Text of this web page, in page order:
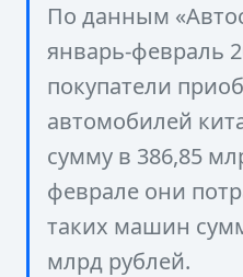
По данным
январь-февраль
покупатели
автомобилей
сумму в 386,85
феврале они
таких машин
млрд рублей.